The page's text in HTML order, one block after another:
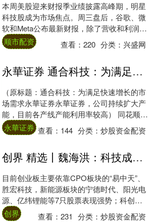
本周美股迎来财报季业绩披露高峰期，明星
科技股成为市场焦点。周三盘后，谷歌、微
软和Meta公布最新财报，除了营收和利润以
外，市场焦点在于人工智能领域的资本开支
增长....
顺市配资 查看：220 分类： 兴盛网
永華证券 通合科技：为满足快速增长的市场需求，公司持续扩大产能，目前各产线产能利用率较高
（原标题：通合科技：为满足快速增长的市
场需求永華证券永華证券，公司持续扩大产
能，目前各产线产能利用率较高） 同花顺
（300033）金融研究中心05月26日讯，有....
永華证券 查看： 144 分类：炒股资金配资
创界 精选丨魏海洪：科技成长结构性慢牛向二线扩散
目前创业板主要依靠CPO板块的“易中天”、
胜宏科技，新能源板块的宁德时代、阳光电
源、亿纬锂能等7只股票表现强势；科创板
主要依靠中芯国际、....
创界 查看：231 分类：炒股资金配资